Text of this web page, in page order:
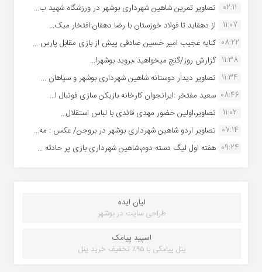
02:11
تصاویر تمرین شاهین شهردارى بوشهر در ورزشگاه شهید ب...
11:07
از دهقاید تا فولاد خوزستان با رضا دهقان:افتخار میک...
08:22 کنایه عجیب امیر حسین صادقی پیش از بازی مقابل پارس ...
11:38 گزارش روز/گنج میخواهید ،بروید بوشهر!...
11:34 تصاویر دیدار دوستانه شاهین شهردارى بوشهر و سپاهان ...
08:46 سعید مفتخر :ایرانجوان کارخانه بازیکن سازی فوتبال ا...
11:02
تصاویر،اولین حضور مهدی قائدی با لباس استقلال...
07:14 تصاویر اردو شاهین شهرداری بوشهر در بروجن/ عکس : مه...
09:24 هفته اول لیگ دسته دوم،شاهین شهرداری بازی پر حادثه ...
لیان ایده
طراحی سایت در بوشهر
اسپید پیامک
پنل پیامکی با ۹۵٪ تخفیف خرید پنل